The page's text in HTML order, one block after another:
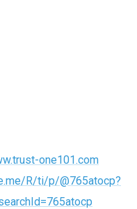
one101.com
R/ti/p/@765atocp?